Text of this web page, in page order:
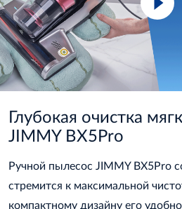
Глубокая очистка
JIMMY BX5Pro
Ручной пылесос JIMMY BX5Pro
стремится к максимальной
компактному дизайну его